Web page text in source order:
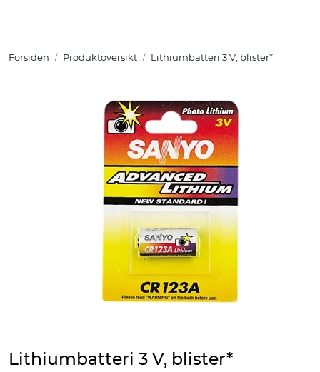
Forsiden Produktoversikt Lithiumbatteri 3 V, blister*
Lithiumbatteri 3 V, blister*
Tuotteet